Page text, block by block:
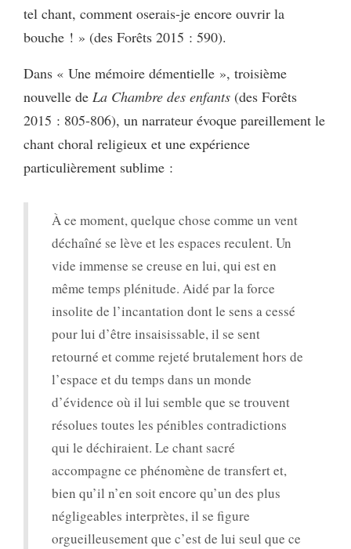
tel chant, comment oserais-je encore ouvrir la
bouche ! » (des Forêts 2015 : 590).
Dans « Une mémoire démentielle », troisième
nouvelle de La Chambre des enfants (des Forêts
2015 : 805-806), un narrateur évoque pareillement le
chant choral religieux et une expérience
particulièrement sublime :
À ce moment, quelque chose comme un vent
déchaîné se lève et les espaces reculent. Un
vide immense se creuse en lui, qui est en
même temps plénitude. Aidé par la force
insolite de l’incantation dont le sens a cessé
pour lui d’être insaisissable, il se sent
retourné et comme rejeté brutalement hors de
l’espace et du temps dans un monde
d’évidence où il lui semble que se trouvent
résolues toutes les pénibles contradictions
qui le déchiraient. Le chant sacré
accompagne ce phénomène de transfert et,
bien qu’il n’en soit encore qu’un des plus
négligeables interprètes, il se figure
orgueilleusement que c’est de lui seul que ce